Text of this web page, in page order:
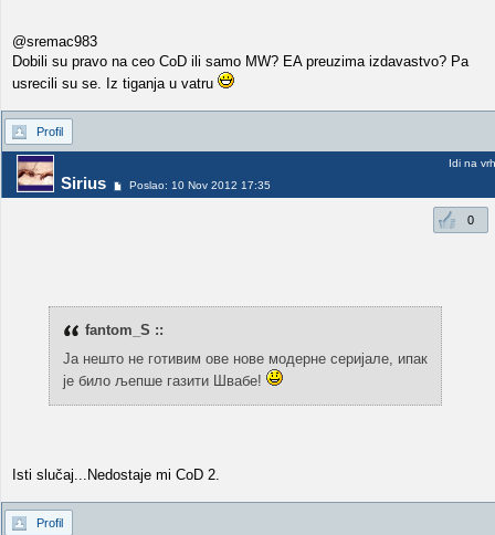
@sremac983
Dobili su pravo na ceo CoD ili samo MW? EA preuzima izdavastvo? Pa
usrecili su se. Iz tiganja u vatru
Profil
Sirius Poslao: 10 Nov 2012 17:35
Idi na vrh
0
fantom_S ::
Ја нешто не готивим ове нове модерне серијале, ипак
је било љепше газити Швабе!
Isti slučaj...Nedostaje mi CoD 2.
Profil